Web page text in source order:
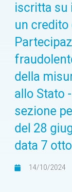
iscritta su
un credito
della
allo Stato
sezione
del 28
data 7
14/10/2024